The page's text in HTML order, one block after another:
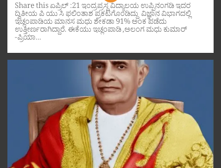
Share this ಏಪ್ರಿಲ್ :21 ಇಂದ್ರಪ್ರಸ್ಥ ವಿದ್ಯಾಲಯ ಉಪ್ಪಿನಂಗಡಿ ಇದರ
ದ್ವಿತೀಯ ಪಿ ಯು ಸಿ ಫಲಿಂತಾಶ ಪ್ರಕಟಗೊಂಡಿದ್ದು ವಿಜ್ಞಾನ ವಿಭಾಗದಲ್ಲಿ
ಇಚ್ಲಂಪಾಡಿಯ ಮಾನಸ ಮಧು ಶೇಕಡಾ 91% ಅಂಕ ಪಡೆದು
ಉತ್ತೀರ್ಣರಾಗಿದ್ದಾರೆ. ಈಕೆಯು ಇಚ್ಲಂಪಾಡಿ ,ಅಲಂಗ ಮಧು ಕುಮಾರ್
-ಪ್ರಿಯಾ…